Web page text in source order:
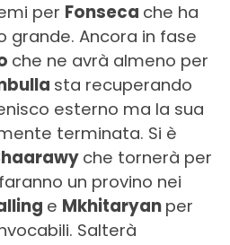
per Fonseca che ha
grande. Ancora in fase
che ne avrà almeno per
sta recuperando
esterno ma la sua
terminata. Si è
che tornerà per
un provino nei
e Mkhitaryan per
Salterà